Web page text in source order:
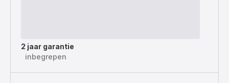
2 jaar garantie
inbegrepen